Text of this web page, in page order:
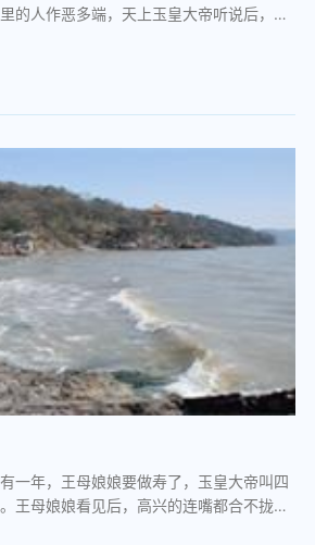
的人作恶多端，天上玉皇大帝听说后，派
一年，王母娘娘要做寿了，玉皇大帝叫四
王母娘娘看见后，高兴的连嘴都合不拢